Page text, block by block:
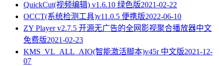
QuickCut(视频编辑) v1.6.10 绿色版2021-02-22
OCCT(系统检测工具)v11.0.5 便携版2022-06-10
ZY Player v2.7.5 开源无广告的全网影视聚合播放器中文
免费版2021-02-23
KMS_VL_ALL_AIO(智能激活脚本)v45r 中文版2021-12-
07